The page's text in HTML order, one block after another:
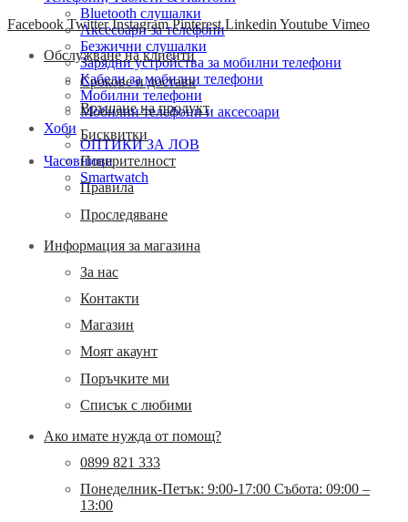
Bluetooth слушалки
Аксесоари за телефони
Безжични слушалки
Зарядни устройства за мобилни телефони
Кабели за мобилни телефони
Мобилни телефони
Мобилни телефони и аксесоари
Хоби
ОПТИКИ ЗА ЛОВ
Часовници
Smartwatch
Facebook Twitter Instagram Pinterest Linkedin Youtube Vimeo
Обслужване на клиенти
Срокове и доставк
Връщане на продукт
Бисквитки
Поверителност
Правила
Проследяване
Информация за магазина
За нас
Контакти
Магазин
Моят акаунт
Поръчките ми
Списък с любими
Ако имате нужда от помощ?
0899 821 333
Понеделник-Петък: 9:00-17:00 Събота: 09:00 –
13:00